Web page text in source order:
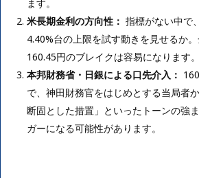
ます。
米長期金利の方向性： 指標がない中で
4.40%台の上限を試す動きを見せるか。
160.45円のブレイクは容易になります。
本邦財務省・日銀による口先介入：
で、神田財務官をはじめとする当局者
断固とした措置」といったトーンの強
ガーになる可能性があります。